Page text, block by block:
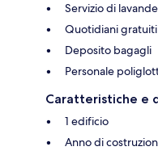
Servizio di
Quotidiani gratuiti
Deposito bagagli
Personale
Caratteristiche e
1 edificio
Anno di